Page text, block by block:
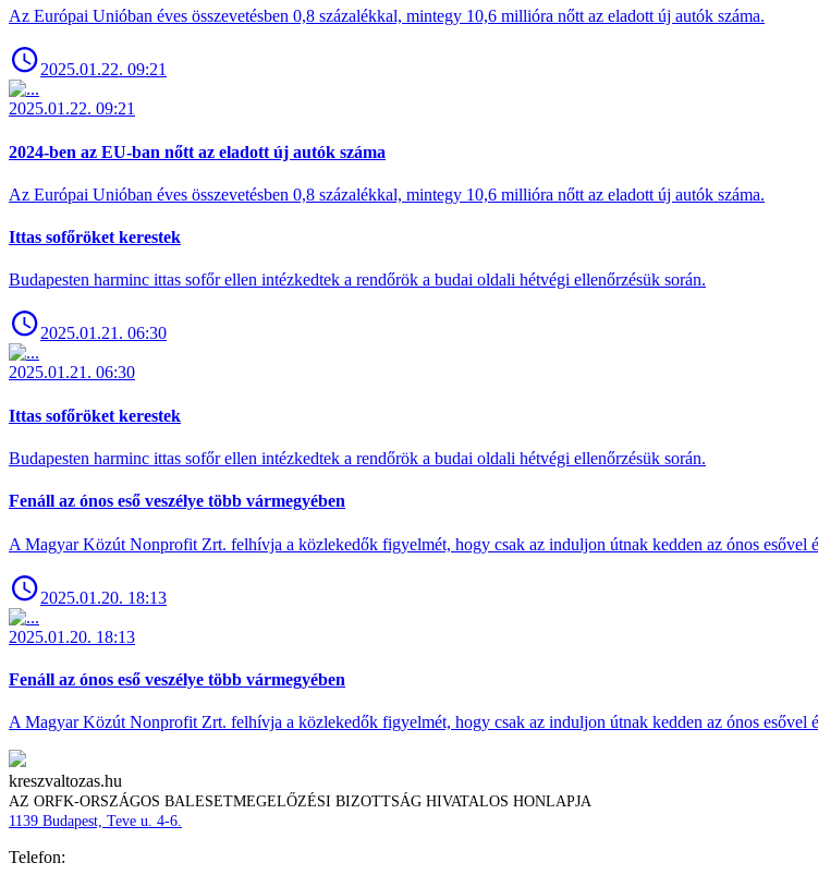
Az Európai Unióban éves összevetésben 0,8 százalékkal, mintegy 10,6 millióra nőtt az eladott új autók száma.
2025.01.22. 09:21
2025.01.22. 09:21
2024-ben az EU-ban nőtt az eladott új autók száma
Az Európai Unióban éves összevetésben 0,8 százalékkal, mintegy 10,6 millióra nőtt az eladott új autók száma.
Ittas sofőröket kerestek
Budapesten harminc ittas sofőr ellen intézkedtek a rendőrök a budai oldali hétvégi ellenőrzésük során.
2025.01.21. 06:30
2025.01.21. 06:30
Ittas sofőröket kerestek
Budapesten harminc ittas sofőr ellen intézkedtek a rendőrök a budai oldali hétvégi ellenőrzésük során.
Fenáll az ónos eső veszélye több vármegyében
A Magyar Közút Nonprofit Zrt. felhívja a közlekedők figyelmét, hogy csak az induljon útnak kedden az ónos esővel
2025.01.20. 18:13
2025.01.20. 18:13
Fenáll az ónos eső veszélye több vármegyében
A Magyar Közút Nonprofit Zrt. felhívja a közlekedők figyelmét, hogy csak az induljon útnak kedden az ónos esővel
kreszvaltozas.hu
AZ ORFK-ORSZÁGOS BALESETMEGELŐZÉSI BIZOTTSÁG HIVATALOS HONLAPJA
1139 Budapest, Teve u. 4-6.
Telefon: